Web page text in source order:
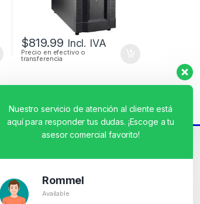
$819.99 Incl. IVA
Precio en efectivo o
transferencia
Nuestro servicio de atención al cliente está
aquí para responder tus dudas. ¡Escoge a tu
asesor comercial favorito!
Rommel
Available